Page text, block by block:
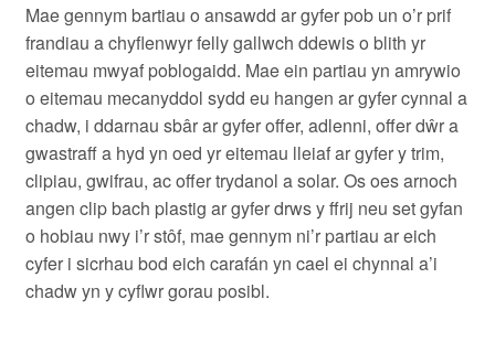
Mae gennym bartiau o ansawdd ar gyfer pob un o’r prif
frandiau a chyflenwyr felly gallwch ddewis o blith yr
eitemau mwyaf poblogaidd. Mae ein partiau yn amrywio
o eitemau mecanyddol sydd eu hangen ar gyfer cynnal a
chadw, i ddarnau sbâr ar gyfer offer, adlenni, offer dŵr a
gwastraff a hyd yn oed yr eitemau lleiaf ar gyfer y trim,
clipiau, gwifrau, ac offer trydanol a solar. Os oes arnoch
angen clip bach plastig ar gyfer drws y ffrij neu set gyfan
o hobiau nwy i’r stôf, mae gennym ni’r partiau ar eich
cyfer i sicrhau bod eich carafán yn cael ei chynnal a’i
chadw yn y cyflwr gorau posibl.